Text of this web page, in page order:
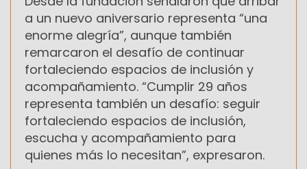
a un nuevo aniversario representa “una
enorme alegría”, aunque también
remarcaron el desafío de continuar
fortaleciendo espacios de inclusión y
acompañamiento. “Cumplir 29 años
representa también un desafío: seguir
fortaleciendo espacios de inclusión,
escucha y acompañamiento para
quienes más lo necesitan”, expresaron.